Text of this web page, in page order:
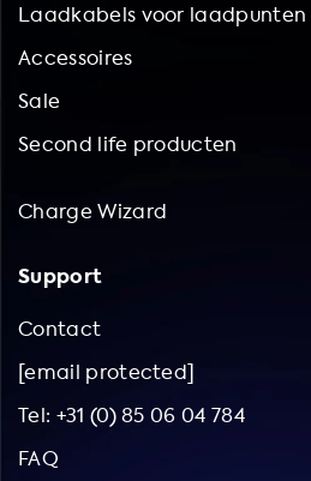
Laadkabels voor laadpunten
Accessoires
Sale
Second life producten
Charge Wizard
Support
Contact
[email protected]
Tel: +31 (0) 85 06 04 784
FAQ